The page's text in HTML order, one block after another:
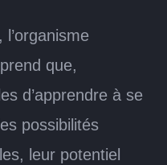
que,
d’apprendre à se
possibilités
leur potentiel